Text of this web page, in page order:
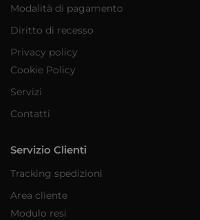
Modalità di pagamento
Diritto di recesso
Privacy policy
Cookie Policy
Servizi
Contatti
Servizio Clienti
Tracking spedizioni
Area cliente
Modulo resi